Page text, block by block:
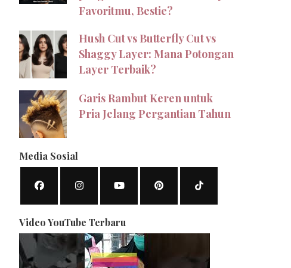
Favoritmu, Bestie?
Hush Cut vs Butterfly Cut vs
Shaggy Layer: Mana Potongan
Layer Terbaik?
Garis Rambut Keren untuk
Pria Jelang Pergantian Tahun
Media Sosial
Video YouTube Terbaru